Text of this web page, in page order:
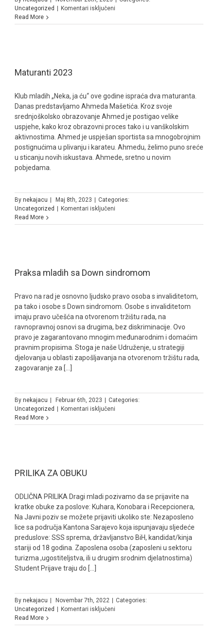
Uncategorized | Komentari isključeni
Read More
Maturanti 2023
Klub mladih „Neka, ja ću“ ove godine ispraća dva maturanta.
Danas predstavljamo Ahmeda Mašetića. Kroz svoje
srednjoškolsko obrazovanje Ahmed je postigao velike
uspjehe, kako kroz obrazovni proces tako i u vanškolskim
aktivnostima. Ahmed je uspješan sportista sa mnogobrojnim
postignućima u plivanju i karateu. Ahmedu, želimo puno sreće
u sticanju novih iskustava. Ahmede, sretno u novim
pobjedama.
By nekajacu | Maj 8th, 2023 | Categories:
Uncategorized | Komentari isključeni
2023
Read More
Praksa mladih sa Down sindromom
Pravo na rad je osnovno ljudsko pravo osoba s invaliditetom,
pa tako i osobe s Down sindromom. Osobe s invaliditetom
imaju pravo učešća na otvorenom tržištu rada, na
ravnopravnoj osnovi sa drugima, bez diskriminacije. Ovo
pravo je zagarantovano mnogim međunarodnim i domaćim
pravnim propisima. Stoga je naše Udruženje, u strategiji
djelovanja u oblasti zapošljavanja na otvorenom tržištu rada,
zagovaranje za [...]
By nekajacu | Februar 6th, 2023 | Categories:
Uncategorized | Komentari isključeni
mladih
Read More
PRILIKA ZA OBUKU
ODLIČNA PRILIKA Dragi mladi pozivamo da se prijavite na
kratke obuke za poslove: Kuhara, Konobara i Recepcionera,
Na Javni poziv se možete prijaviti ukoliko ste: Nezaposleno
lice sa područja Kantona Sarajevo koja ispunjavaju sljedeće
preduslove: SSS sprema, državljanstvo BiH, kandidat/kinja
stariji od 18 godina. Zaposlena osoba (zaposleni u sektoru
turizma ,ugostiteljstva, ili u drugim srodnim djelatnostima)
Student Prijave traju do [...]
By nekajacu | Novembar 7th, 2022 | Categories:
Uncategorized | Komentari isključeni
ZA
Read More